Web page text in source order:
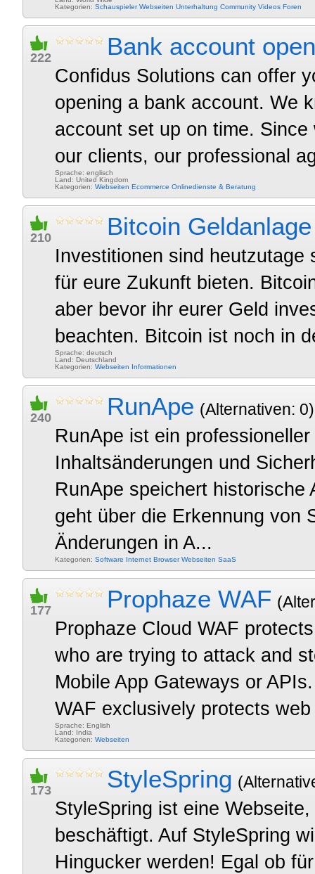
Kategorien: Schauspieler Webseiten Unterhaltung Community Videos Foren
222 Bank account
Confidus Solutions can offer
opening a bank account. We
account set up on time.
our clients, our professional
Sprache: englisch
Land: United Kingdom
Kategorien: Webseiten Ecommerce Onlinedienste & Beratung
210 Bitcoin Geldanlage
Investitionen sind
für eure Zukunft bieten.
aber bevor ihr eurer Geld
beachten. Bitcoin ist noch in
Sprache: deutsch
Land: Deutschland
Kategorien: Webseiten Informationen
240 RunApe (Alternativen: 0)
RunApe ist ein
Inhaltsänderungen und
RunApe speichert historische
geht über die Erkennung von
Änderungen in A...
Kategorien: Software Internet Browser Webseiten SaaS
177 Prophaze WAF
Prophaze Cloud WAF
who are trying to attack and
Mobile App Gateways or
WAF exclusively protects
Sprache: English
Land: India
Kategorien: Webseiten
173 StyleSpring
StyleSpring ist eine
beschäftigt. Auf StyleSpring
Hingucker werden! Egal ob